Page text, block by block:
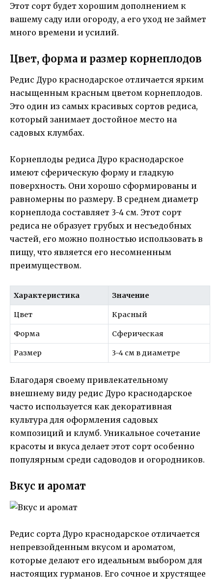
Этот сорт будет хорошим дополнением к
вашему саду или огороду, а его уход не займет
много времени и усилий.
Цвет, форма и размер корнеплодов
Редис Дуро краснодарское отличается ярким
насыщенным красным цветом корнеплодов.
Это один из самых красивых сортов редиса,
который занимает достойное место на
садовых клумбах.
Корнеплоды редиса Дуро краснодарское
имеют сферическую форму и гладкую
поверхность. Они хорошо сформированы и
равномерны по размеру. В среднем диаметр
корнеплода составляет 3-4 см. Этот сорт
редиса не образует грубых и несъедобных
частей, его можно полностью использовать в
пищу, что является его несомненным
преимуществом.
Характеристика Значение
Цвет Красный
Форма Сферическая
Размер 3-4 см в диаметре
Благодаря своему привлекательному
внешнему виду редис Дуро краснодарское
часто используется как декоративная
культура для оформления садовых
композиций и клумб. Уникальное сочетание
красоты и вкуса делает этот сорт особенно
популярным среди садоводов и огородников.
Вкус и аромат
Редис сорта Дуро краснодарское отличается
непревзойденным вкусом и ароматом,
которые делают его идеальным выбором для
настоящих гурманов. Его сочное и хрустящее